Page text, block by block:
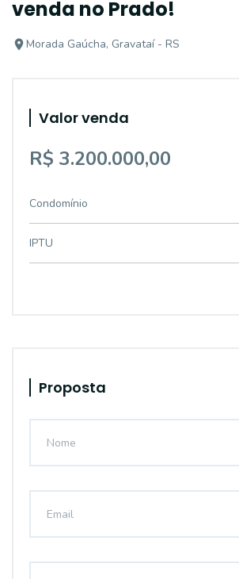
venda no Prado!
Morada Gaúcha, Gravataí - RS
Valor venda
R$ 3.200.000,00
Condomínio
IPTU
Proposta